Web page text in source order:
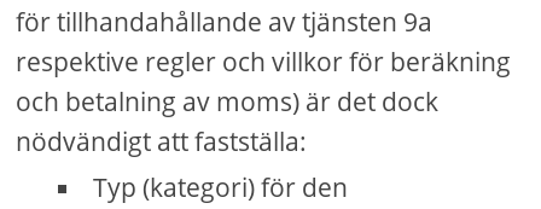
för tillhandahållande av tjänsten 9a
respektive regler och villkor för beräkning
och betalning av moms) är det dock
nödvändigt att fastställa:
Typ (kategori) för den